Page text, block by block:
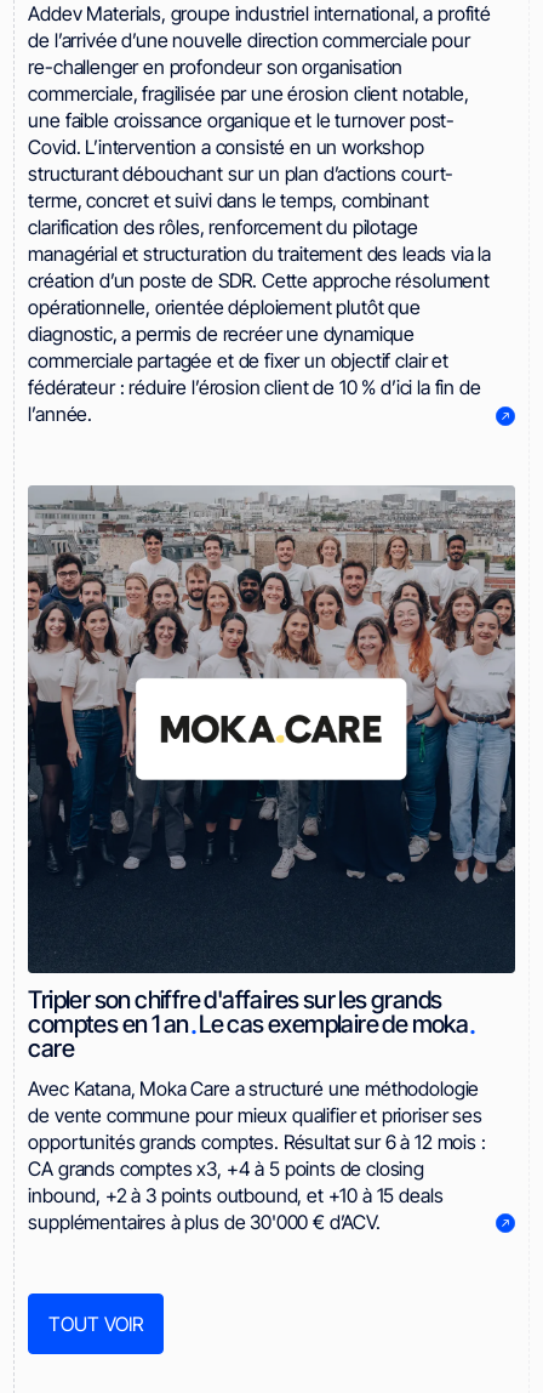
Addev Materials, groupe industriel international, a profité
de l’arrivée d’une nouvelle direction commerciale pour
re-challenger en profondeur son organisation
commerciale, fragilisée par une érosion client notable,
une faible croissance organique et le turnover post-
Covid. L’intervention a consisté en un workshop
structurant débouchant sur un plan d’actions court-
terme, concret et suivi dans le temps, combinant
clarification des rôles, renforcement du pilotage
managérial et structuration du traitement des leads via la
création d’un poste de SDR. Cette approche résolument
opérationnelle, orientée déploiement plutôt que
diagnostic, a permis de recréer une dynamique
commerciale partagée et de fixer un objectif clair et
fédérateur : réduire l’érosion client de 10 % d’ici la fin de
l’année.
Tripler son chiffre d'affaires sur les grands
comptes en 1 an.Le cas exemplaire de moka.
care
Avec Katana, Moka Care a structuré une méthodologie
de vente commune pour mieux qualifier et prioriser ses
opportunités grands comptes. Résultat sur 6 à 12 mois :
CA grands comptes x3, +4 à 5 points de closing
inbound, +2 à 3 points outbound, et +10 à 15 deals
supplémentaires à plus de 30'000 € d’ACV.
TOUT VOIR